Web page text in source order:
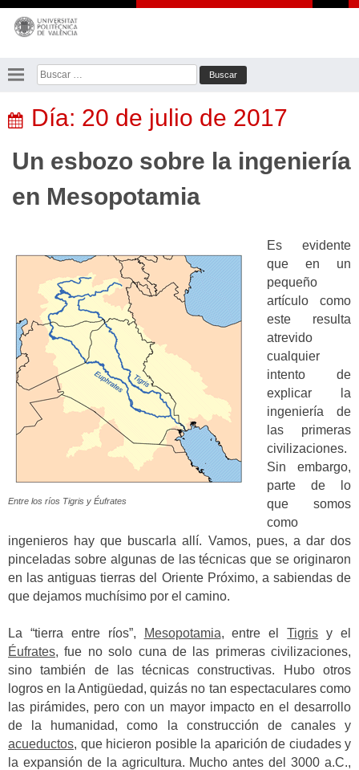
Saltar
contenido
Buscar:
Día: 20 de julio de 2017
Un esbozo sobre la ingeniería
en Mesopotamia
Entre los ríos Tigris y Éufrates
Es evidente
que en un
pequeño
artículo como
este resulta
atrevido
cualquier
intento de
explicar la
ingeniería de
las primeras
civilizaciones.
Sin embargo,
parte de lo
que somos
como
ingenieros hay que buscarla allí. Vamos, pues, a dar dos
pinceladas sobre algunas de las técnicas que se originaron
en las antiguas tierras del Oriente Próximo, a sabiendas de
que dejamos muchísimo por el camino.
La “tierra entre ríos”, Mesopotamia, entre elTigris y el
Éufrates, fue no solo cuna de las primeras civilizaciones,
sino también de las técnicas constructivas. Hubo otros
logros en la Antigüedad, quizás no tan espectaculares como
las pirámides, pero con un mayor impacto en el desarrollo
de la humanidad, como la construcción de canales y
acueductos, que hicieron posible la aparición de ciudades y
la expansión de la agricultura. Mucho antes del 3000 a.C.,